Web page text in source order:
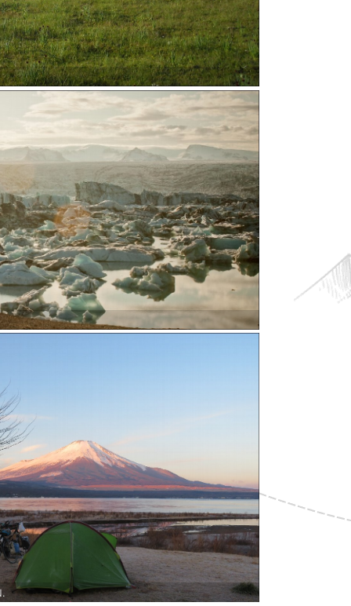
typiquement kirghize au cours d'un trek de